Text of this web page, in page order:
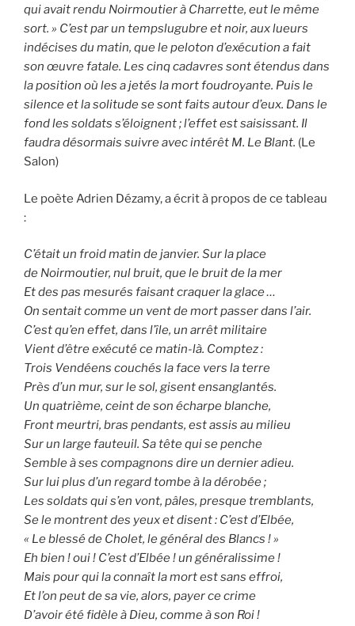
qui avait rendu Noirmoutier à Charrette, eut le même
sort. » C’est par un tempslugubre et noir, aux lueurs
indécises du matin, que le peloton d’exécution a fait
son œuvre fatale. Les cinq cadavres sont étendus dans
la position où les a jetés la mort foudroyante. Puis le
silence et la solitude se sont faits autour d’eux. Dans le
fond les soldats s’éloignent ; l’effet est saisissant. Il
faudra désormais suivre avec intérêt M. Le Blant. (Le
Salon)
Le poète Adrien Dézamy, a écrit à propos de ce tableau
:
C’était un froid matin de janvier. Sur la place
de Noirmoutier, nul bruit, que le bruit de la mer
Et des pas mesurés faisant craquer la glace …
On sentait comme un vent de mort passer dans l’air.
C’est qu’en effet, dans l’île, un arrêt militaire
Vient d’être exécuté ce matin-là. Comptez :
Trois Vendéens couchés la face vers la terre
Près d’un mur, sur le sol, gisent ensanglantés.
Un quatrième, ceint de son écharpe blanche,
Front meurtri, bras pendants, est assis au milieu
Sur un large fauteuil. Sa tête qui se penche
Semble à ses compagnons dire un dernier adieu.
Sur lui plus d’un regard tombe à la dérobée ;
Les soldats qui s’en vont, pâles, presque tremblants,
Se le montrent des yeux et disent : C’est d’Elbée,
« Le blessé de Cholet, le général des Blancs ! »
Eh bien ! oui ! C’est d’Elbée ! un généralissime !
Mais pour qui la connaît la mort est sans effroi,
Et l’on peut de sa vie, alors, payer ce crime
D’avoir été fidèle à Dieu, comme à son Roi !